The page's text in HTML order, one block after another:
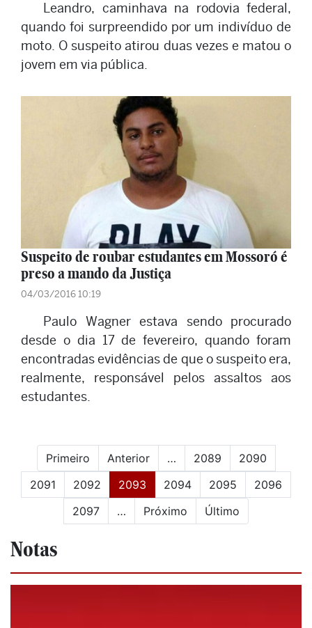
Leandro, caminhava na rodovia federal,
quando foi surpreendido por um indivíduo de
moto. O suspeito atirou duas vezes e matou o
jovem em via pública.
Suspeito de roubar estudantes em Mossoró é
preso a mando da Justiça
04/03/2016 10:19
Paulo Wagner estava sendo procurado
desde o dia 17 de fevereiro, quando foram
encontradas evidências de que o suspeito era,
realmente, responsável pelos assaltos aos
estudantes.
Primeiro Anterior … 2089
2090
2091
2092 2093(current)
2094 2095
2096
2097
… Próximo Último
Notas